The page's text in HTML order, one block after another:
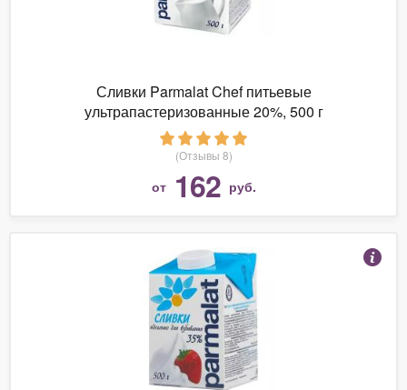
Сливки Parmalat Chef питьевые
ультрапастеризованные 20%, 500 г
(Отзывы 8)
от 162 руб.